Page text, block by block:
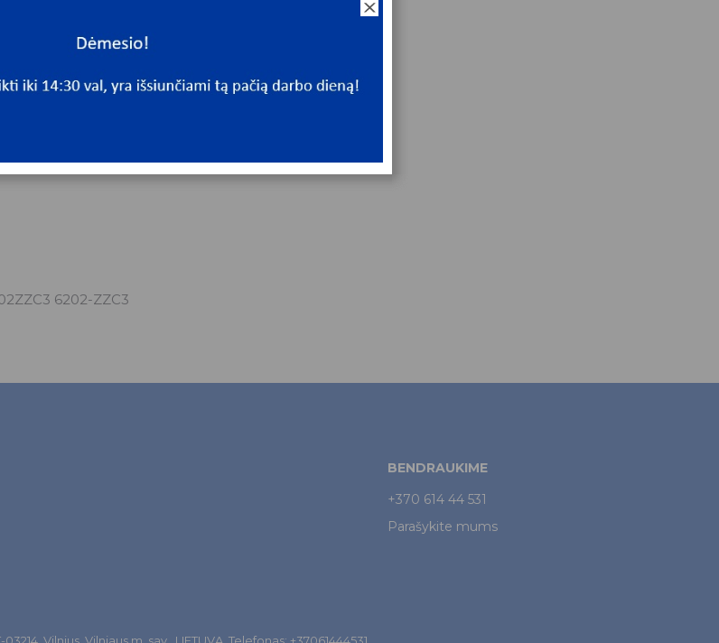
6202-ZZC3
BENDRAUKIME
+370 614 44 531
Parašykite mums